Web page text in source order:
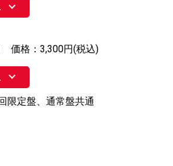
価格：3,300円(税込)
定盤、通常盤共通